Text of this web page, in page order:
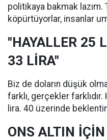
politikaya bakmak lazım.
köpürtüyorlar, insanlar
"HAYALLER 25
33 LİRA"
Biz de doların düşük
farklı, gerçekler
lira. 40 üzerinde
ONS ALTIN